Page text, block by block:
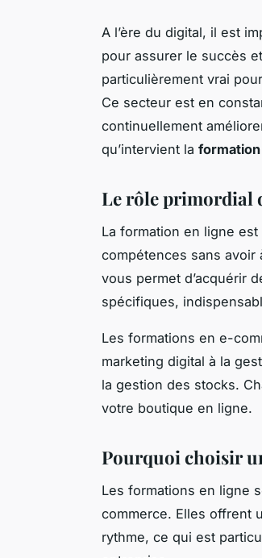
A l’ère du digital, il est
pour assurer le succès
particulièrement vrai
Ce secteur est en
continuellement
qu’intervient la
Le rôle primordial
La formation en ligne
compétences sans
vous permet d’acquérir
spécifiques,
Les formations en e-
marketing digital à la
la gestion des stocks.
votre boutique en ligne.
Pourquoi choisir
Les formations en ligne
commerce. Elles offrent
rythme, ce qui est